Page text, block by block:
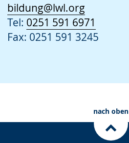
bildung@lwl.org
Tel: 0251 591 6971
Fax: 0251 591 3245
nach oben